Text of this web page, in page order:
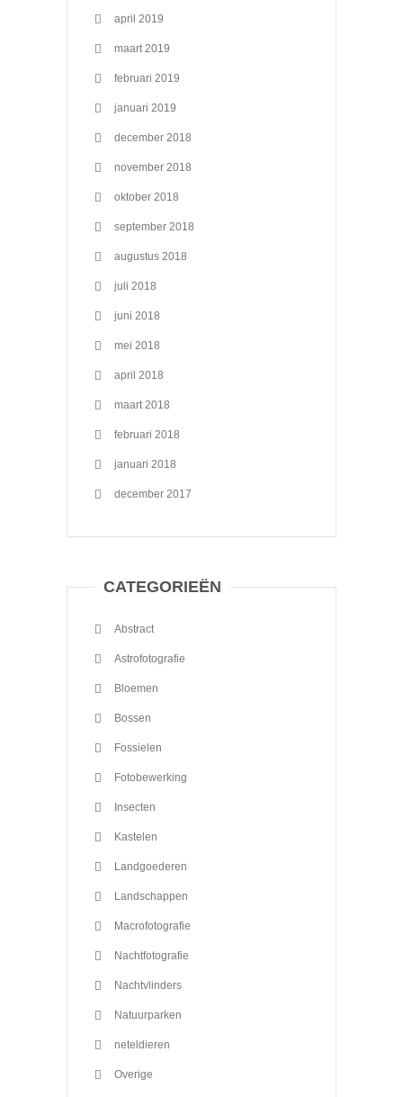
april 2019
maart 2019
februari 2019
januari 2019
december 2018
november 2018
oktober 2018
september 2018
augustus 2018
juli 2018
juni 2018
mei 2018
april 2018
maart 2018
februari 2018
januari 2018
december 2017
CATEGORIEËN
Abstract
Astrofotografie
Bloemen
Bossen
Fossielen
Fotobewerking
Insecten
Kastelen
Landgoederen
Landschappen
Macrofotografie
Nachtfotografie
Nachtvlinders
Natuurparken
neteldieren
Overige